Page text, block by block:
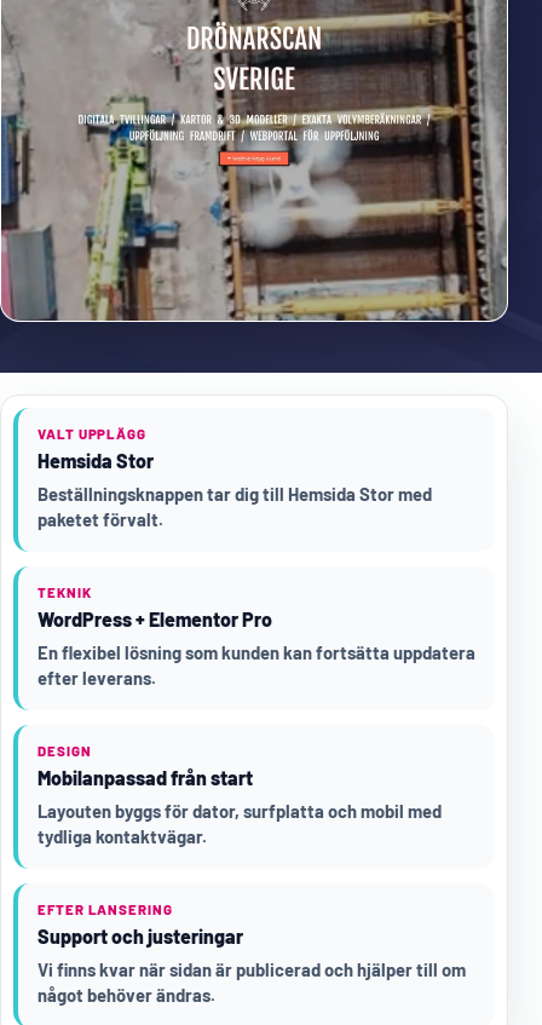
VALT UPPLÄGG
Hemsida Stor
Beställningsknappen tar dig till Hemsida Stor med
paketet förvalt.
TEKNIK
WordPress + Elementor Pro
En flexibel lösning som kunden kan fortsätta uppdatera
efter leverans.
DESIGN
Mobilanpassad från start
Layouten byggs för dator, surfplatta och mobil med
tydliga kontaktvägar.
EFTER LANSERING
Support och justeringar
Vi finns kvar när sidan är publicerad och hjälper till om
något behöver ändras.